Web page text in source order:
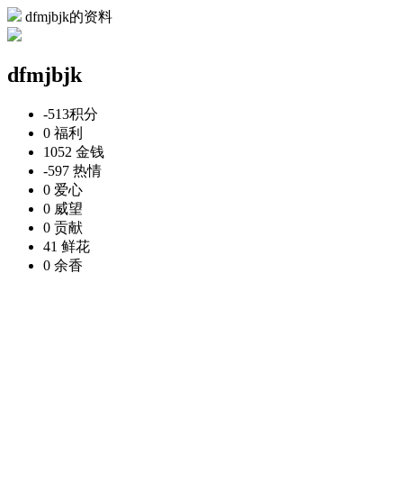
dfmjbjk的资料
dfmjbjk
-513积分
0 福利
1052 金钱
-597 热情
0 爱心
0 威望
0 贡献
41 鲜花
0 余香